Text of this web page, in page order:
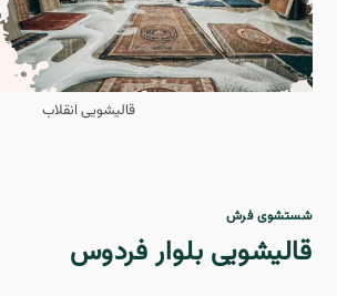
قالیشویی انقلاب
شستشوی فرش
قالیشویی بلوار فردوس